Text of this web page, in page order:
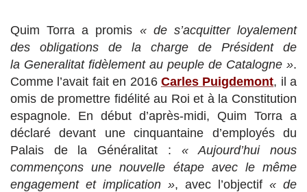
Quim Torra a promis « de s’acquitter loyalement
des obligations de la charge de Président de
la Generalitat fidèlement au peuple de Catalogne ».
Comme l’avait fait en 2016 Carles Puigdemont, il a
omis de promettre fidélité au Roi et à la Constitution
espagnole. En début d’après-midi, Quim Torra a
déclaré devant une cinquantaine d’employés du
Palais de la Généralitat : « Aujourd’hui nous
commençons une nouvelle étape avec le même
engagement et implication », avec l’objectif « de